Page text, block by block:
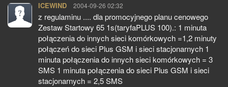
ICEWIND pisze:
2004-09-26 02:32
z regulaminu .... dla promocyjnego planu cenowego
Zestaw Startowy 65 1s(taryfaPLUS 100).: 1 minuta
połączenia do innych sieci komórkowych =1,2 minuty
połączeń do sieci Plus GSM i sieci stacjonarnych 1
minuta połączenia do innych sieci komórkowych = 3
SMS 1 minuta połączenia do sieci Plus GSM i sieci
stacjonarnych = 2,5 SMS